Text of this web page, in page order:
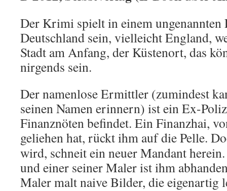
Der Krimi spielt in einem ungenannten
Deutschland sein, vielleicht England,
Stadt am Anfang, der Küstenort, das
nirgends sein.
Der namenlose Ermittler (zumindest
seinen Namen erinnern) ist ein Ex-
Finanznöten befindet. Ein Finanzhai,
geliehen hat, rückt ihm auf die Pelle.
wird, schneit ein neuer Mandant
und einer seiner Maler ist ihm
Maler malt naive Bilder, die eigenartig